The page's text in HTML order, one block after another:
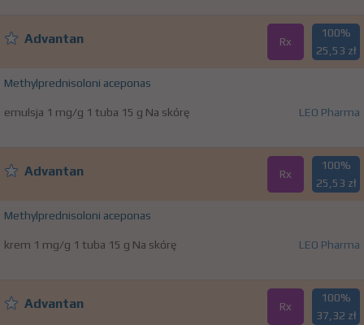
Advantan Rx
100%
25,53 zł
Methylprednisoloni aceponas
emulsja 1 mg/g 1 tuba 15 g Na skórę LEO Pharma
Advantan Rx
100%
25,53 zł
Methylprednisoloni aceponas
krem 1 mg/g 1 tuba 15 g Na skórę LEO Pharma
Advantan Rx
100%
37,32 zł